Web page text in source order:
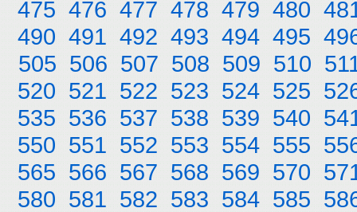
475 476 477 478 479 480
490 491 492 493 494 495
505 506 507 508 509 510
520 521 522 523 524 525
535 536 537 538 539 540
550 551 552 553 554 555
565 566 567 568 569 570
580 581 582 583 584 585